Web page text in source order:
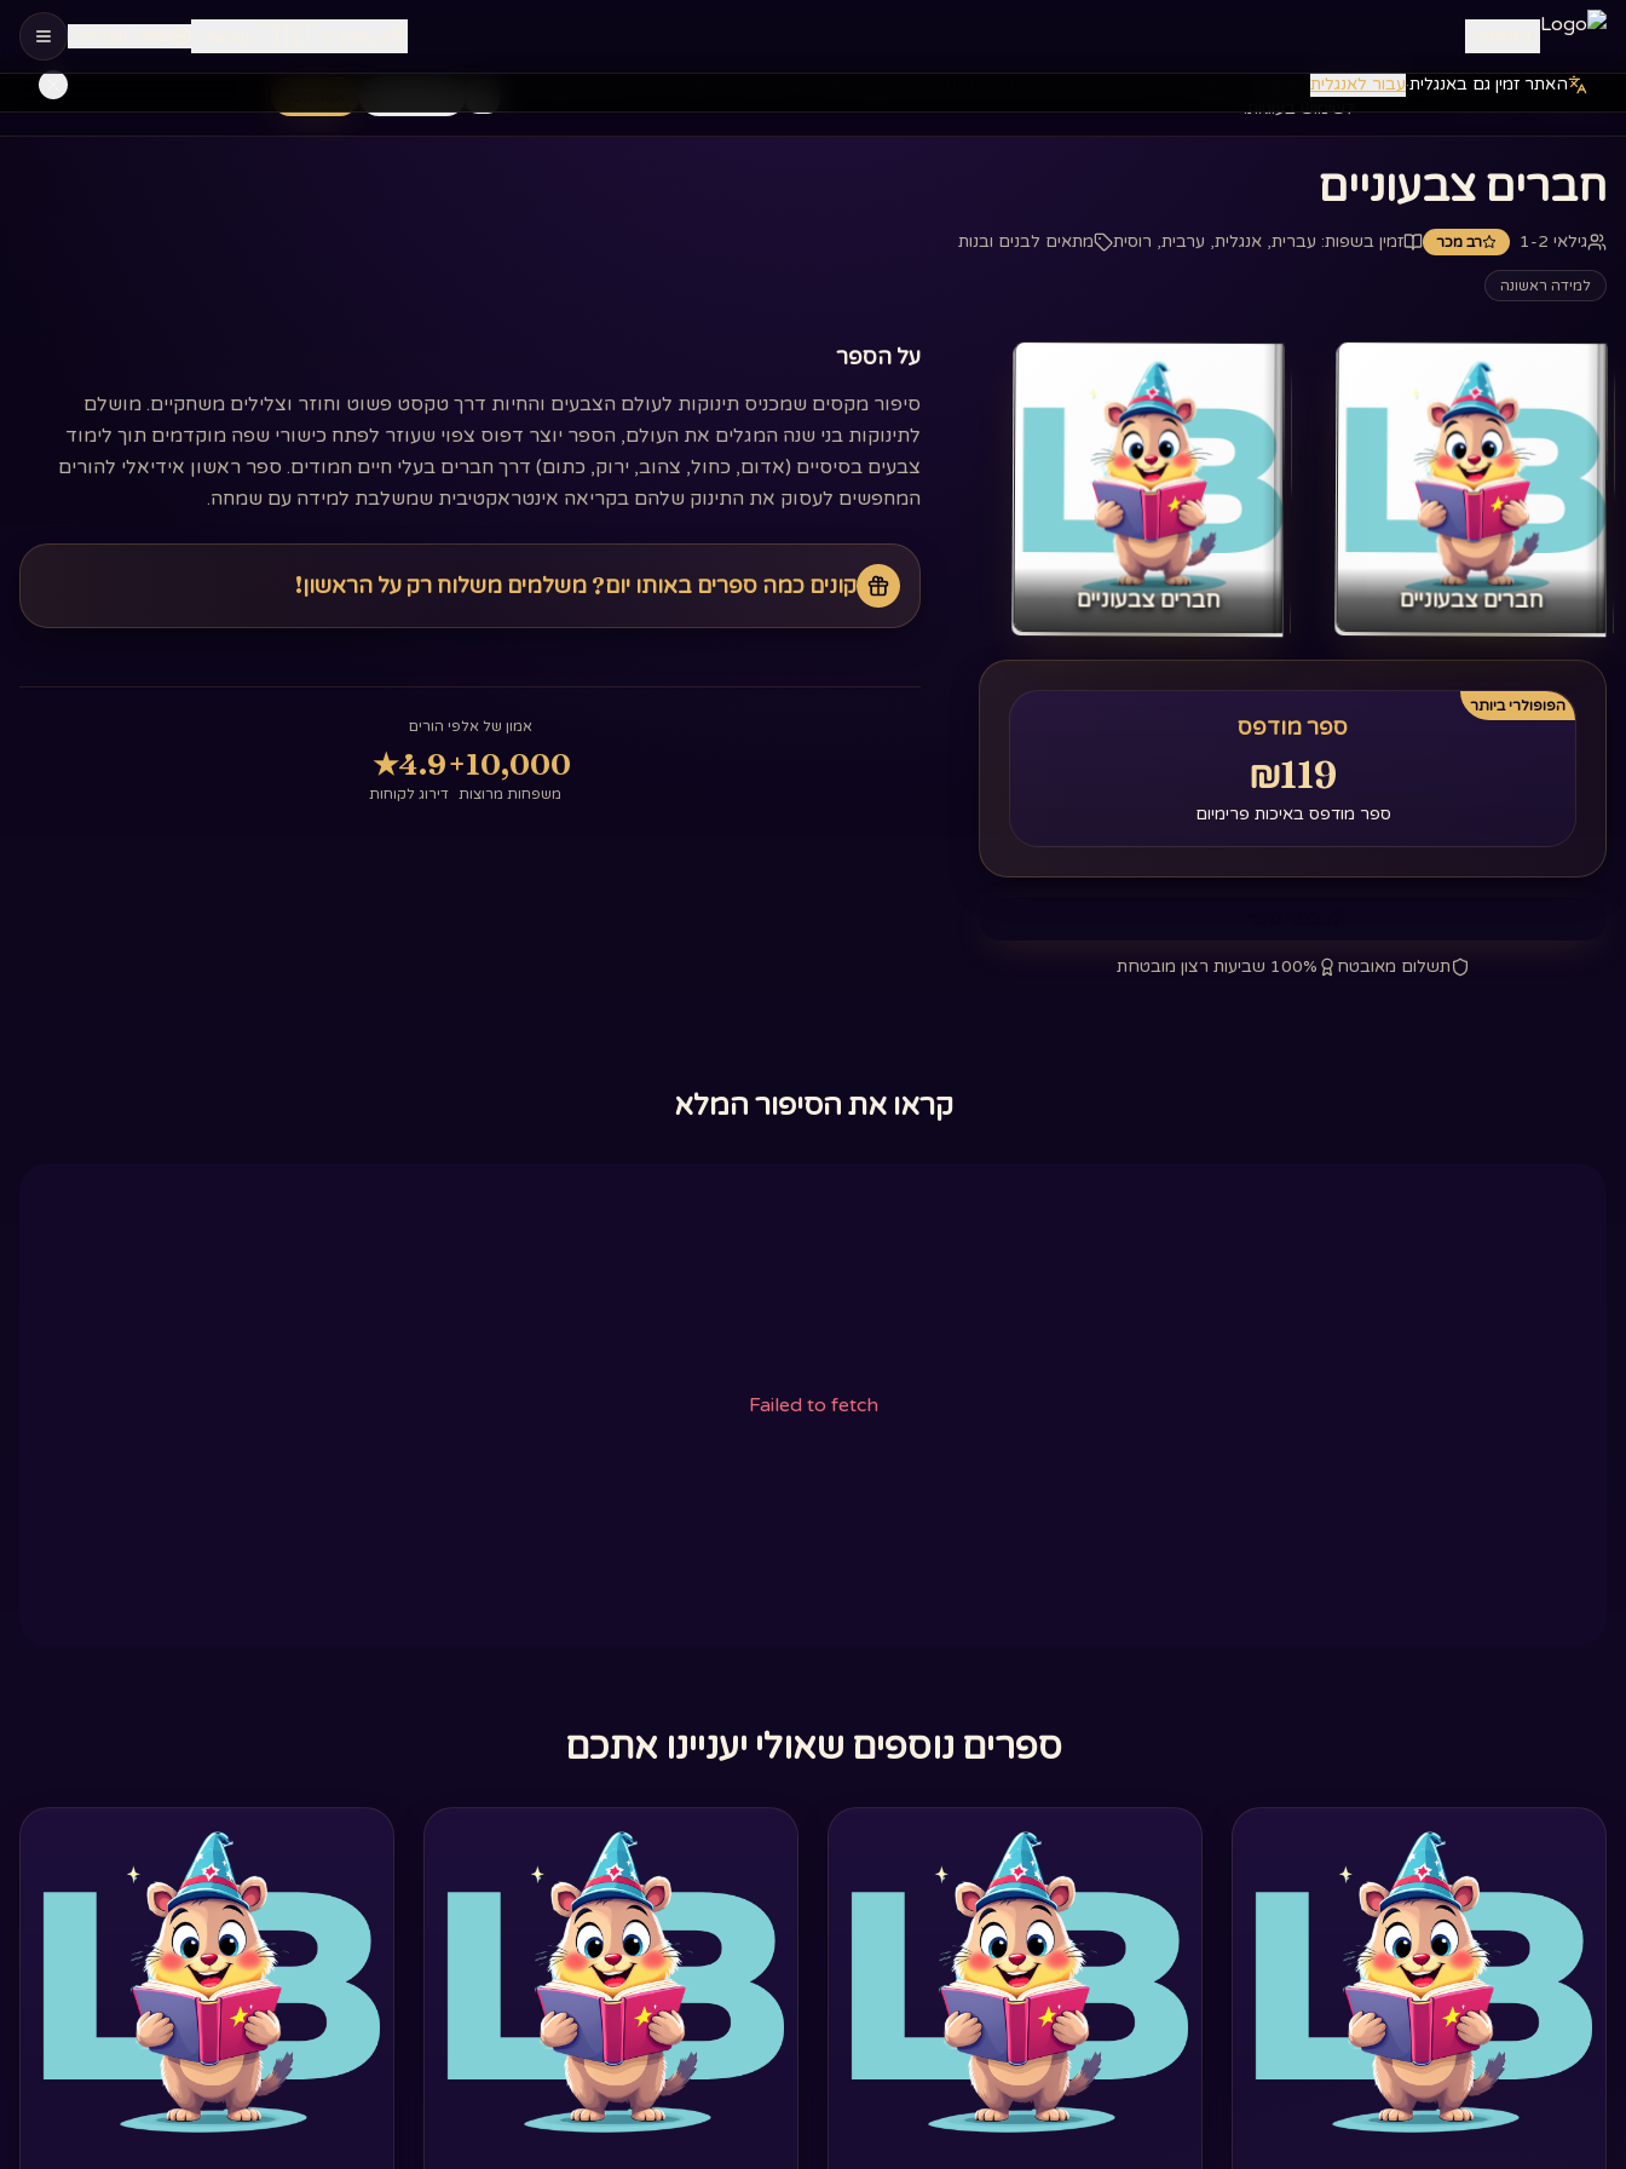
האתר זמין גם באנגלית·עבור לאנגליתאנחנו משתמשים בעוגיות כדי לשפר את החוויה שלך ולנתח את השימוש באתר. בלחיצה על 'אשר הכל' את/ה מסכים/ה
לשימוש בעוגיות.
דף הבית ספרים ‏חברים צבעוניים‏
‏חברים צבעוניים‏
גילאי 1-2 רב מכר זמין בשפות: עברית, אנגלית, ערבית, רוסית מתאים לבנים ובנות
למידה ראשונה
‏חברים צבעוניים‏ ‏חברים צבעוניים‏
הפופולרי ביותר
ספר מודפס
₪119
ספר מודפס באיכות פרימיום
תשלום מאובטח 100% שביעות רצון מובטחת
על הספר
סיפור מקסים שמכניס תינוקות לעולם הצבעים והחיות דרך טקסט פשוט וחוזר וצלילים משחקיים. מושלם
לתינוקות בני שנה המגלים את העולם, הספר יוצר דפוס צפוי שעוזר לפתח כישורי שפה מוקדמים תוך לימוד
צבעים בסיסיים (אדום, כחול, צהוב, ירוק, כתום) דרך חברים בעלי חיים חמודים. ספר ראשון אידיאלי להורים
המחפשים לעסוק את התינוק שלהם בקריאה אינטראקטיבית שמשלבת למידה עם שמחה.
קונים כמה ספרים באותו יום? משלמים משלוח רק על הראשון!
אמון של אלפי הורים
10,000+
משפחות מרוצות
4.9
★
דירוג לקוחות
קראו את הסיפור המלא
Failed to fetch
ספרים נוספים שאולי יעניינו אתכם